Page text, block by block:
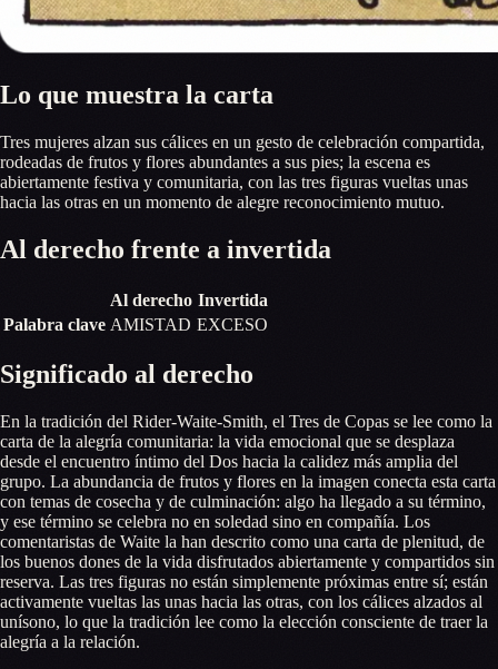
Lo que muestra la carta
Tres mujeres alzan sus cálices en un gesto de celebración compartida,
rodeadas de frutos y flores abundantes a sus pies; la escena es
abiertamente festiva y comunitaria, con las tres figuras vueltas unas
hacia las otras en un momento de alegre reconocimiento mutuo.
Al derecho frente a invertida
Al derecho Invertida
Palabra clave AMISTAD EXCESO
Significado al derecho
En la tradición del Rider-Waite-Smith, el Tres de Copas se lee como la
carta de la alegría comunitaria: la vida emocional que se desplaza
desde el encuentro íntimo del Dos hacia la calidez más amplia del
grupo. La abundancia de frutos y flores en la imagen conecta esta carta
con temas de cosecha y de culminación: algo ha llegado a su término,
y ese término se celebra no en soledad sino en compañía. Los
comentaristas de Waite la han descrito como una carta de plenitud, de
los buenos dones de la vida disfrutados abiertamente y compartidos sin
reserva. Las tres figuras no están simplemente próximas entre sí; están
activamente vueltas las unas hacia las otras, con los cálices alzados al
unísono, lo que la tradición lee como la elección consciente de traer la
alegría a la relación.